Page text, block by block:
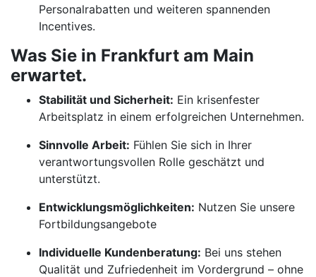
Personalrabatten und weiteren spannenden
Incentives.
Was Sie in Frankfurt am Main
erwartet.
Stabilität und Sicherheit: Ein krisenfester
Arbeitsplatz in einem erfolgreichen Unternehmen.
Sinnvolle Arbeit: Fühlen Sie sich in Ihrer
verantwortungsvollen Rolle geschätzt und
unterstützt.
Entwicklungsmöglichkeiten: Nutzen Sie unsere
Fortbildungsangebote
Individuelle Kundenberatung: Bei uns stehen
Qualität und Zufriedenheit im Vordergrund – ohne